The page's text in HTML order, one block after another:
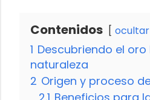
Contenidos ocultar
1 Descubriendo el
naturaleza
2 Origen y proceso